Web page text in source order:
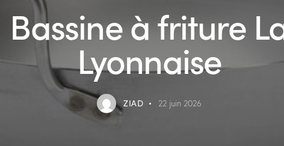
Bassine à friture
Lyonnaise
ZIAD 22 juin 2026